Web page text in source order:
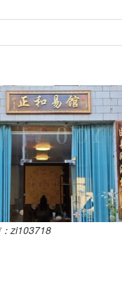
zi103718